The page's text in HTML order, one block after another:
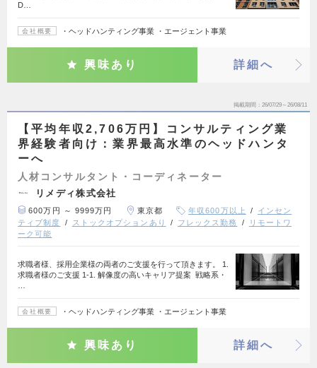
D…
会社概要 ・ヘッドハンティング事業 ・エージェント事業
興味あり 詳細へ
掲載期間 26/07/29～26/08/11
【平均年収2,706万円】コンサルティング業
界経験者向け：業界最高水準のヘッドハンタ
ーへ
人材コンサルタント・コーディネーター
リメディ株式会社
600万円 ～ 9999万円 東京都 年収600万以上
インセン
ティブ制度
ストックオプションあり フレックス勤務
リモートワ
ーク可能
求職者様、採用企業様の両者のご支援を行って頂きます。 1.
求職者様のご支援 1-1. 解像度の高いキャリア提案 戦略系・
会社概要 ・ヘッドハンティング事業 ・エージェント事業
興味あり 詳細へ